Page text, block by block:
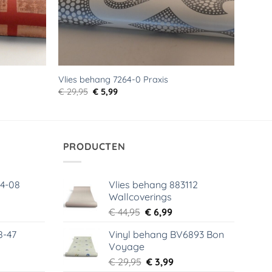
Vlies behang 7264-0 Praxis
€29,95 Oorspronkelijke
€ 5,99Huidige
08
47
PRODUCTEN
Vlies behang 883112
Wallcoverings
€44,95 Oorspronkelijke
was:
€ 6,99Huidige
is:
Vinyl behang BV6893 Bon
Voyage
€29,95 Oorspronkelijke
€ 3,99Huidige